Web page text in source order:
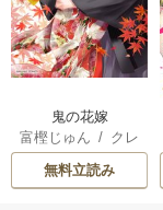
鬼の花嫁
富樫じゅん / クレ
ハ
無料立読み